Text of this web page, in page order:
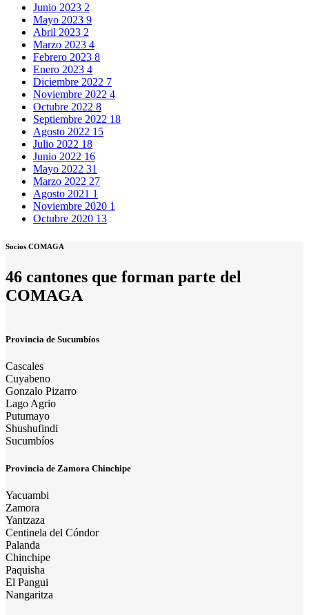
Junio 2023 2
Mayo 2023 9
Abril 2023 2
Marzo 2023 4
Febrero 2023 8
Enero 2023 4
Diciembre 2022 7
Noviembre 2022 4
Octubre 2022 8
Septiembre 2022 18
Agosto 2022 15
Julio 2022 18
Junio 2022 16
Mayo 2022 31
Marzo 2022 27
Agosto 2021 1
Noviembre 2020 1
Octubre 2020 13
Socios COMAGA
46 cantones que forman parte del
COMAGA
Provincia de Sucumbíos
Cascales
Cuyabeno
Gonzalo Pizarro
Lago Agrio
Putumayo
Shushufindi
Sucumbíos
Provincia de Zamora Chinchipe
Yacuambi
Zamora
Yantzaza
Centinela del Cóndor
Palanda
Chinchipe
Paquisha
El Pangui
Nangaritza